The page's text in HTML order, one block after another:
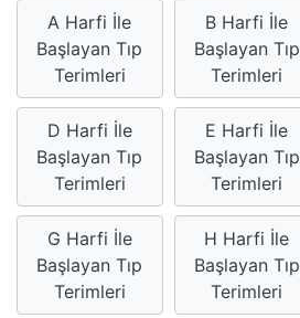
A Harfi İle
Başlayan Tıp
Terimleri
B Harfi İle
Başlayan Tıp
Terimleri
D Harfi İle
Başlayan Tıp
Terimleri
E Harfi İle
Başlayan Tıp
Terimleri
G Harfi İle
Başlayan Tıp
Terimleri
H Harfi İle
Başlayan Tıp
Terimleri